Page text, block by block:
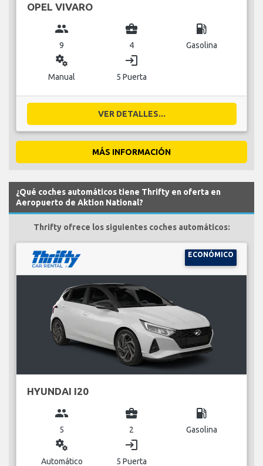
OPEL VIVARO
group
9
business_center
4
local_gas_station
Gasolina
miscellaneous_services
Manual
login
5 Puerta
VER DETALLES...
MÁS INFORMACIÓN
¿Qué coches automáticos tiene Thrifty en oferta en
Aeropuerto de Aktion National?
Thrifty ofrece los siguientes coches automáticos:
ECONÓMICO
HYUNDAI I20
group
5
business_center
2
local_gas_station
Gasolina
miscellaneous_services
Automático
login
5 Puerta